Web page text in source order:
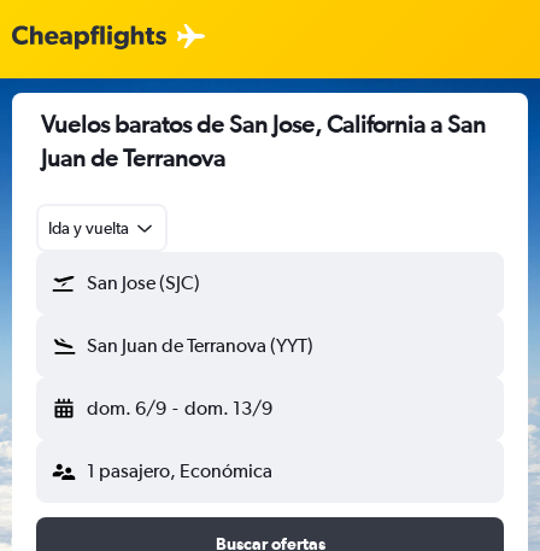
Vuelos baratos de San Jose, California a San
Juan de Terranova
Ida y vuelta
San Jose (SJC)
San Juan de Terranova (YYT)
dom. 6/9 - dom. 13/9
1 pasajero, Económica
Buscar ofertas